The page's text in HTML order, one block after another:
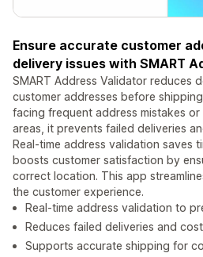
Ensure accurate customer
delivery issues with SMART
SMART Address Validator reduces
customer addresses before
facing frequent address mistakes
areas, it prevents failed deliveries
Real-time address validation saves
boosts customer satisfaction by
correct location. This app
the customer experience.
Real-time address validation to
Reduces failed deliveries and
Supports accurate shipping for